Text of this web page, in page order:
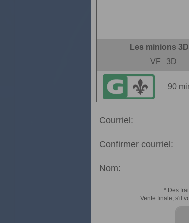
Les minions 3D
VF
3D
90
Courriel:
Confirmer courriel:
Nom:
* Des
Vente finale, s'il